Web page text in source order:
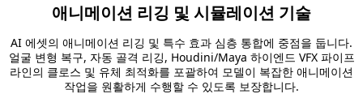
애니메이션 리깅 및 시뮬레이션 기술
AI 에셋의 애니메이션 리깅 및 특수 효과 심층 통합에 중점을 둡니다.
얼굴 변형 복구, 자동 골격 리깅, Houdini/Maya 하이엔드 VFX 파이프
라인의 클로스 및 유체 최적화를 포괄하여 모델이 복잡한 애니메이션
작업을 원활하게 수행할 수 있도록 보장합니다.